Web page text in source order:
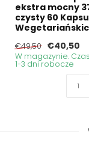
ekstra mocny
czysty 60
€49,50 €40,50
W magazynie.
1-3 dni robocze